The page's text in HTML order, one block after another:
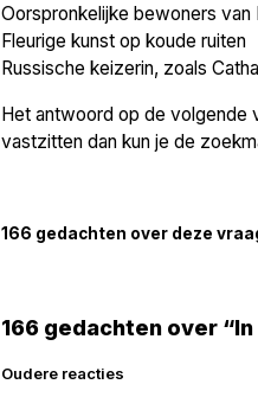
Oorspronkelijke bewoners van
Fleurige kunst op koude ruiten
Russische keizerin, zoals
Het antwoord op de volgende
vastzitten dan kun je de
166 gedachten over deze
166 gedachten over
Reacties
Oudere reacties